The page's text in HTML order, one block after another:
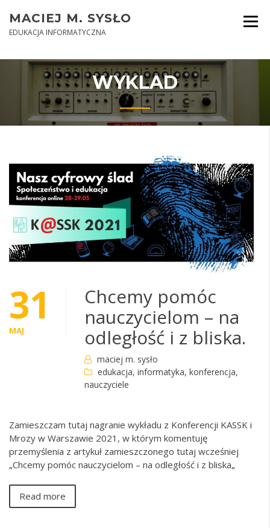
content
MACIEJ M. SYSŁO
EDUKACJA INFORMATYCZNA
WYKLAD
31
MAJ
Chcemy pomóc
nauczycielom – na
odległość i z bliska.
maciej m. sysło
edukacja, informatyka, konferencja,
nauczyciele
Zamieszczam tutaj nagranie wykładu z Konferencji KASSK i
Mrozy w Warszawie 2021, w którym komentuję
przemyślenia z artykuł zamieszczonego tutaj wcześniej
„Chcemy pomóc nauczycielom – na odległość i z bliska„
Read more